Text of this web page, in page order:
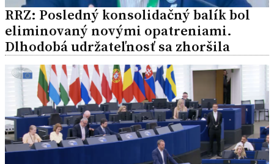
RRZ: Posledný konsolidačný balík bol
eliminovaný novými opatreniami.
Dlhodobá udržateľnosť sa zhoršila